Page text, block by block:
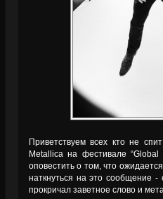
Приветствуем всех кто не
Metallica на фестивале
оповестить о том, что
наткнуться на это сообщение
прокричал заветное слово и